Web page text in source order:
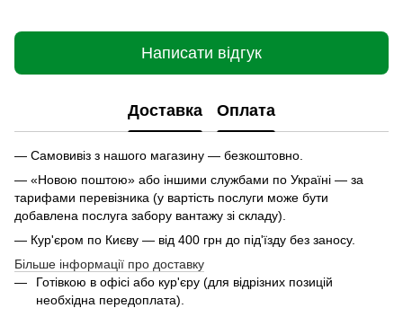
Написати відгук
Доставка Оплата
— Самовивіз з нашого магазину — безкоштовно.
— «Новою поштою» або іншими службами по Україні — за
тарифами перевізника (у вартість послуги може бути
добавлена послуга забору вантажу зі складу).
— Кур'єром по Києву — від 400 грн до під'їзду без заносу.
Більше інформації про доставку
Готівкою в офісі або кур'єру (для відрізних позицій
необхідна передоплата).